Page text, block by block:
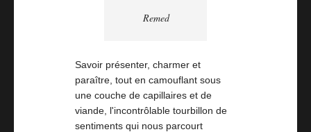
Remed
Savoir présenter, charmer et
paraître, tout en camouflant sous
une couche de capillaires et de
viande, l'incontrôlable tourbillon de
sentiments qui nous parcourt